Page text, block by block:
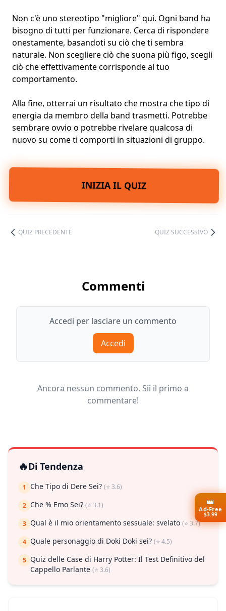
Non c'è uno stereotipo "migliore" qui. Ogni band ha
bisogno di tutti per funzionare. Cerca di rispondere
onestamente, basandoti su ciò che ti sembra
naturale. Non scegliere ciò che suona più figo, scegli
ciò che effettivamente corrisponde al tuo
comportamento.
Alla fine, otterrai un risultato che mostra che tipo di
energia da membro della band trasmetti. Potrebbe
sembrare ovvio o potrebbe rivelare qualcosa di
nuovo su come ti comporti in situazioni di gruppo.
INIZIA IL QUIZ
QUIZ PRECEDENTE QUIZ SUCCESSIVO
Commenti
Accedi per lasciare un commento
Accedi
Ancora nessun commento. Sii il primo a
commentare!
🔥Di Tendenza
1 Che Tipo di Dere Sei? (⭐ 3.6)
2 Che % Emo Sei? (⭐ 3.1)
3 Qual è il mio orientamento sessuale: svelato (⭐ 3.7)
4 Quale personaggio di Doki Doki sei? (⭐ 4.5)
5 Quiz delle Case di Harry Potter: Il Test Definitivo del
Cappello Parlante (⭐ 3.6)
👑
Ad-Free
$3.99